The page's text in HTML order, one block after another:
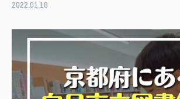
2022.01.18